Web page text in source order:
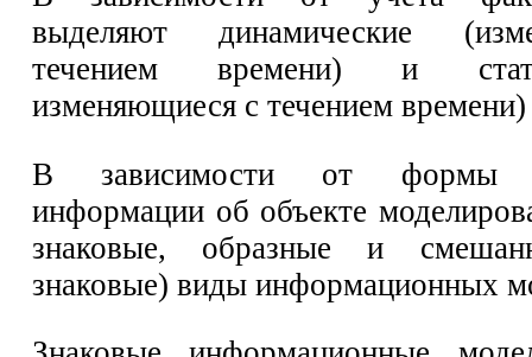
выделяют динамические
течением времени) и
изменяющиеся с течением
В зависимости от формы
информации об объекте
знаковые, образные и
знаковые) виды информационных